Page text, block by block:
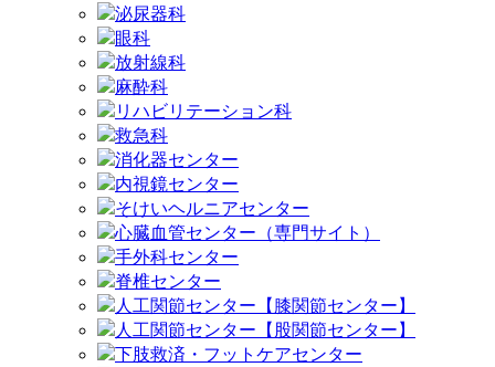
泌尿器科
眼科
放射線科
麻酔科
リハビリテーション科
救急科
消化器センター
内視鏡センター
そけいヘルニアセンター
心臓血管センター（専門サイト）
手外科センター
脊椎センター
人工関節センター【膝関節センター】
人工関節センター【股関節センター】
下肢救済・フットケアセンター